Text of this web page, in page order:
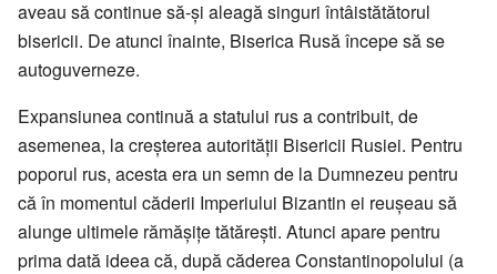
aveau să continue să-şi aleagă singuri întâistătătorul
bisericii. De atunci înainte, Biserica Rusă începe să se
autoguverneze.
Expansiunea continuă a statului rus a contribuit, de
asemenea, la creşterea autorităţii Bisericii Rusiei. Pentru
poporul rus, acesta era un semn de la Dumnezeu pentru
că în momentul căderii Imperiului Bizantin ei reuşeau să
alunge ultimele rămăşiţe tătăreşti. Atunci apare pentru
prima dată ideea că, după căderea Constantinopolului (a